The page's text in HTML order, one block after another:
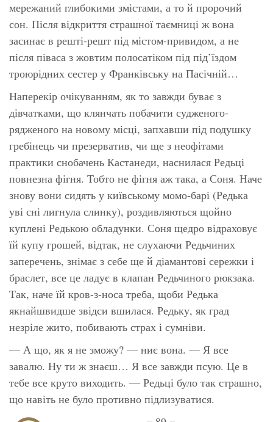
мережаний глибокими змістами, а то й пророчий
сон. Після відкриття страшної таємниці ж вона
засинає в решті-решт під містом-привидом, а не
після піваса з жовтим полосатіком під під’їздом
троюрідних сестер у Франківську на Пасічній…
Наперекір очікуванням, як то завжди буває з
дівчатками, що клянчать побачити судженого-
рядженого на новому місці, запхавши під подушку
гребінець чи презерватив, чи ще з неофітами
практики снобачень Кастанеди, наснилася Редьці
повнезна фігня. Тобто не фігня аж така, а Соня. Наче
знову вони сидять у київському момо-барі (Редька
уві сні лигнула слинку), роздивляються щойно
куплені Редькою обладунки. Соня щедро відраховує
їй купу грошей, відтак, не слухаючи Редьчиних
заперечень, знімає з себе ще й діамантові сережки і
браслет, все це ладує в клапан Редьчиного рюкзака.
Так, наче їй кров-з-носа треба, щоби Редька
якнайшвидше звідси вшилася. Редьку, як град
незріле жито, побивають страх і сумніви.
— А що, як я не зможу? — ниє вона. — Я все
завалю. Ну ти ж знаєш… Я все завжди псую. Це в
тебе все круто виходить. — Редьці було так страшно,
що навіть не було противно підлизуватися.